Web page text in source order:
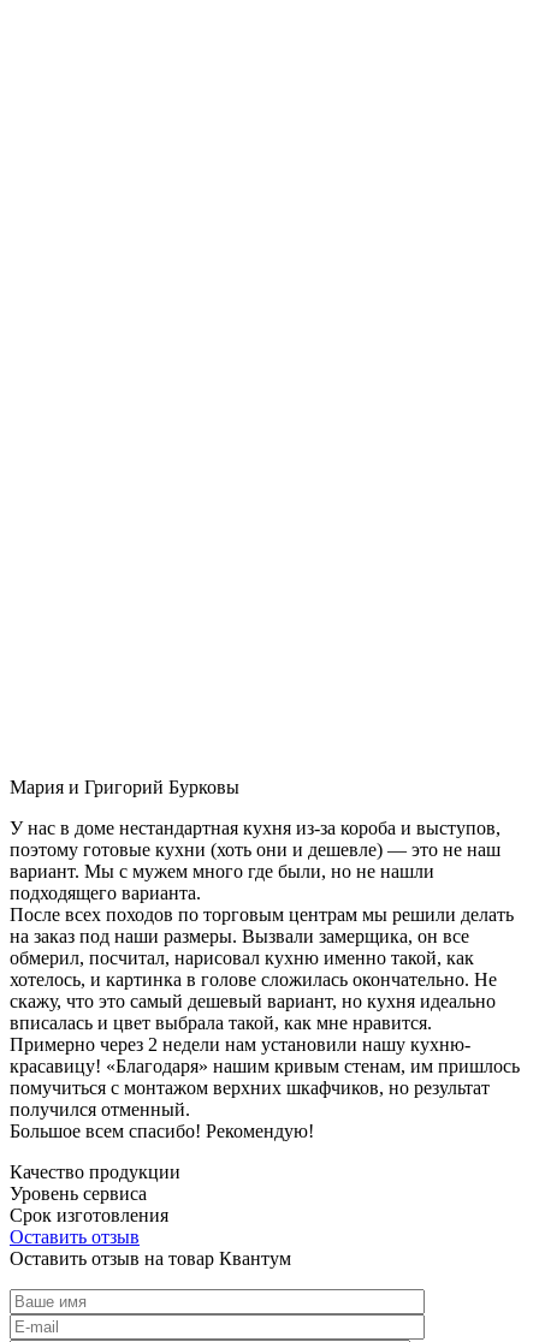
Мария и Григорий Бурковы
У нас в доме нестандартная кухня из-за короба и выступов,
поэтому готовые кухни (хоть они и дешевле) — это не наш
вариант. Мы с мужем много где были, но не нашли
подходящего варианта.
После всех походов по торговым центрам мы решили делать
на заказ под наши размеры. Вызвали замерщика, он все
обмерил, посчитал, нарисовал кухню именно такой, как
хотелось, и картинка в голове сложилась окончательно. Не
скажу, что это самый дешевый вариант, но кухня идеально
вписалась и цвет выбрала такой, как мне нравится.
Примерно через 2 недели нам установили нашу кухню-
красавицу! «Благодаря» нашим кривым стенам, им пришлось
помучиться с монтажом верхних шкафчиков, но результат
получился отменный.
Большое всем спасибо! Рекомендую!
Качество продукции
Уровень сервиса
Срок изготовления
Оставить отзыв
Оставить отзыв на товар Квантум